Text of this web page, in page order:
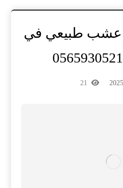
عشب طبيعي في
21